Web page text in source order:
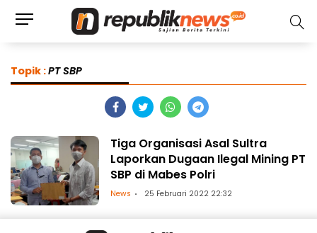
Topik :PT SBP
Tiga Organisasi Asal Sultra
Laporkan Dugaan Ilegal Mining PT
SBP di Mabes Polri
News 25 Februari 2022 22:32